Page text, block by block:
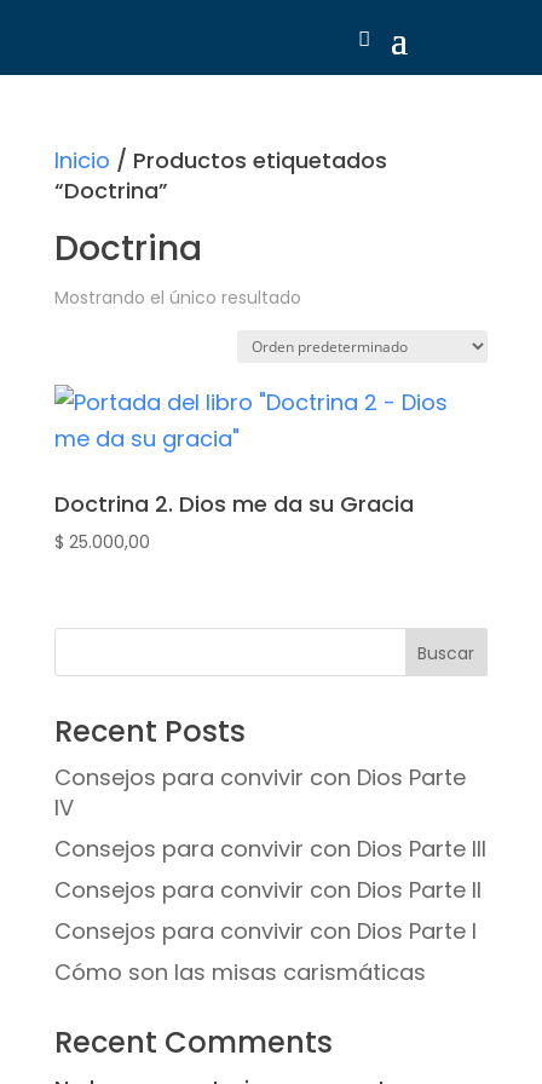
Inicio / Productos etiquetados
“Doctrina”
Doctrina
Mostrando el único resultado
Doctrina 2. Dios me da su Gracia
$ 25.000,00
Buscar
Recent Posts
Consejos para convivir con Dios Parte
IV
Consejos para convivir con Dios Parte III
Consejos para convivir con Dios Parte II
Consejos para convivir con Dios Parte I
Cómo son las misas carismáticas
Recent Comments